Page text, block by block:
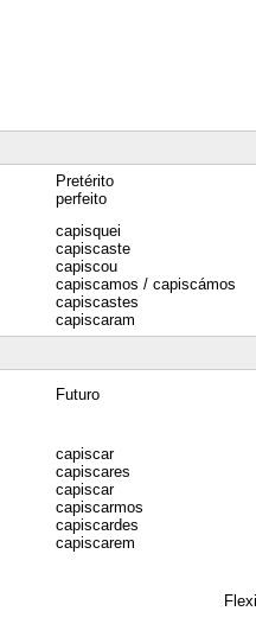
Pretérito
perfeito
capisquei
capiscaste
capiscou
capiscamos / capiscámos
capiscastes
capiscaram
Futuro
capiscar
capiscares
capiscar
capiscarmos
capiscardes
capiscarem